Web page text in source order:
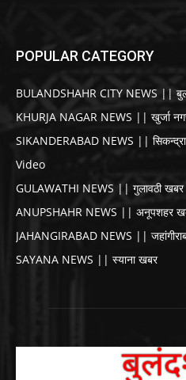
POPULAR CATEGORY
BULANDSHAHR CITY NEWS ||
KHURJA NAGAR NEWS || खुर्जा
SIKANDERABAD NEWS ||
Video
GULAWATHI NEWS || गुलावठी खबर
ANUPSHAHR NEWS || अनूपशहर
JAHANGIRABAD NEWS ||
SAYANA NEWS || स्याना खबर